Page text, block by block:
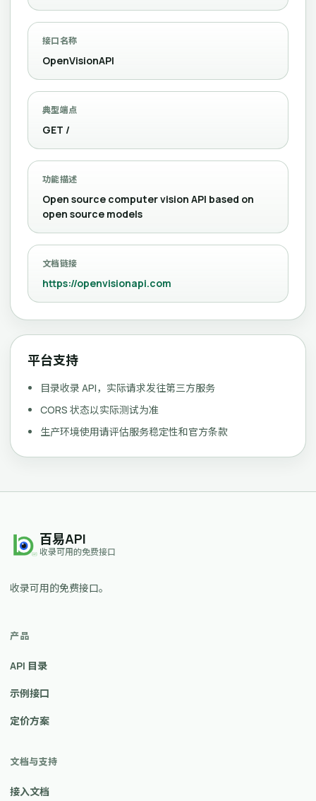
接口名称
OpenVisionAPI
典型端点
GET /
功能描述
Open source computer vision API based on
open source models
文档链接
https://openvisionapi.com
平台支持
目录收录 API，实际请求发往第三方服务
CORS 状态以实际测试为准
生产环境使用请评估服务稳定性和官方条款
百易API
收录可用的免费接口
收录可用的免费接口。
产品
API 目录
示例接口
定价方案
文档与支持
接入文档